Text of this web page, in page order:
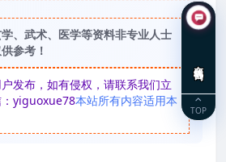
、武术、医学等资料非专业人士
参考！
发布，如有侵权，请联系我们立
：yiguoxue78本站所有内容适用本
TOP